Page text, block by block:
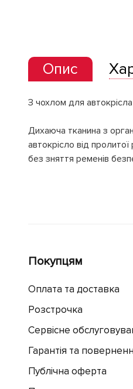
Опис
З чохлом для
Дихаюча тканина з
автокрісло від
без зняття ременів
Покупцям
Оплата та доставка
Розстрочка
Сервісне
Гарантія та
Публічна оферта